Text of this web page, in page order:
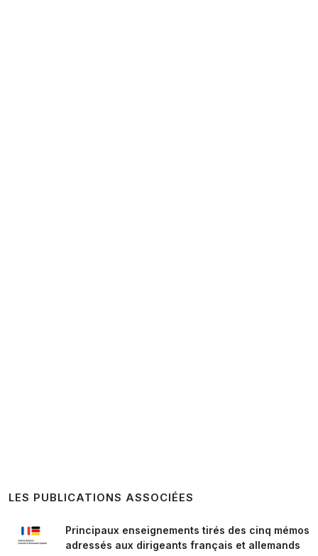
LES PUBLICATIONS ASSOCIÉES
Principaux enseignements tirés des cinq mémos
adressés aux dirigeants français et allemands